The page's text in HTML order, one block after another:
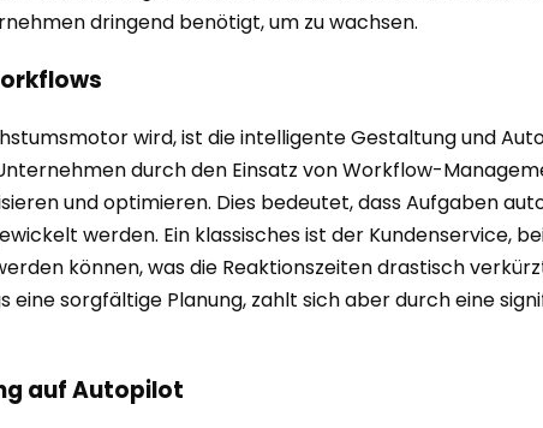
dringend benötigt, um zu wachsen.
wird, ist die intelligente Gestaltung und
durch den Einsatz von Workflow-
und optimieren. Dies bedeutet, dass Aufgaben
werden. Ein klassisches ist der Kundenservice,
können, was die Reaktionszeiten drastisch
sorgfältige Planung, zahlt sich aber durch eine
auf Autopilot